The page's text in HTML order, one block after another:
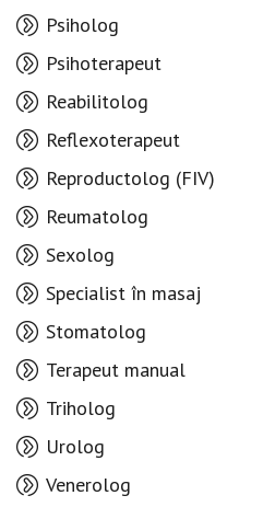
Psiholog
Psihoterapeut
Reabilitolog
Reflexoterapeut
Reproductolog (FIV)
Reumatolog
Sexolog
Specialist în masaj
Stomatolog
Terapeut manual
Triholog
Urolog
Venerolog